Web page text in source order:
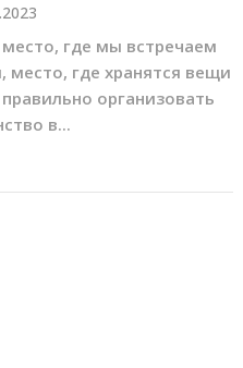
где мы встречаем
где хранятся вещи
организовать
в...